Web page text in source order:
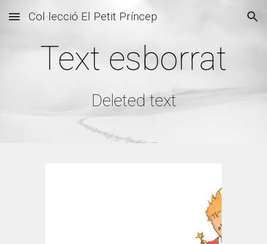
Skip to main content Skip to navigation
Col·lecció El Petit Príncep
Text esborrat
Deleted text